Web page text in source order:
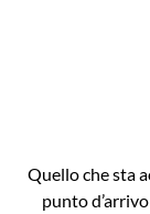
Quello che sta
punto